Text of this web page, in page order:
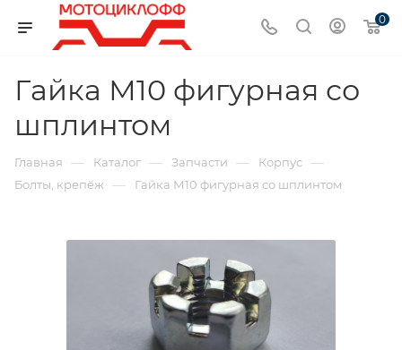
0
Гайка М10 фигурная со
шплинтом
Главная — Каталог — Запчасти — Корпус —
Болты, крепёж — Гайка М10 фигурная со шплинтом